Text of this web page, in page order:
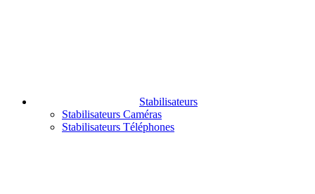
Stabilisateurs
Stabilisateurs Caméras
Stabilisateurs Téléphones